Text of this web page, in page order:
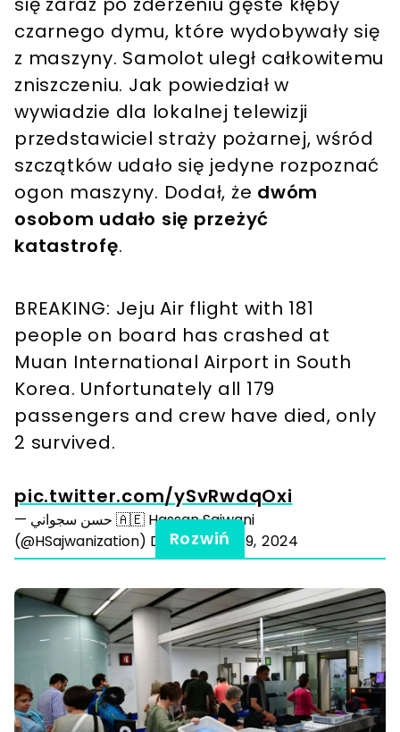
czarnego dymu, które wydobywały się
z maszyny. Samolot uległ całkowitemu
zniszczeniu. Jak powiedział w
wywiadzie dla lokalnej telewizji
przedstawiciel straży pożarnej, wśród
szczątków udało się jedyne rozpoznać
ogon maszyny. Dodał, że dwóm
osobom udało się przeżyć
katastrofę.
BREAKING: Jeju Air flight with 181
people on board has crashed at
Muan International Airport in South
Korea. Unfortunately all 179
passengers and crew have died, only
2 survived.
pic.twitter.com/ySvRwdqOxi
— حسن سجواني 🇦🇪 Hassan Sajwani
(@HSajwanization) December 29, 2024
Rozwiń